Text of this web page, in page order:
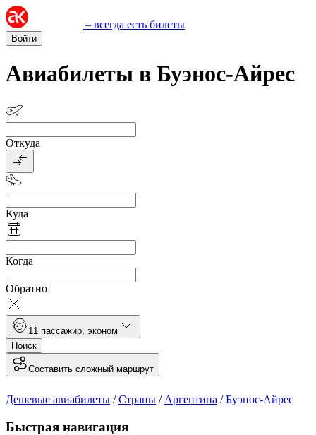
– всегда есть билеты
Войти
Авиабилеты в Буэнос-Айрес
Откуда
Куда
Когда
Обратно
1 1 пассажир эконом
Поиск
Составить сложный маршрут
Дешевые авиабилеты /Страны / Аргентина /Буэнос-Айрес
Быстрая навигация